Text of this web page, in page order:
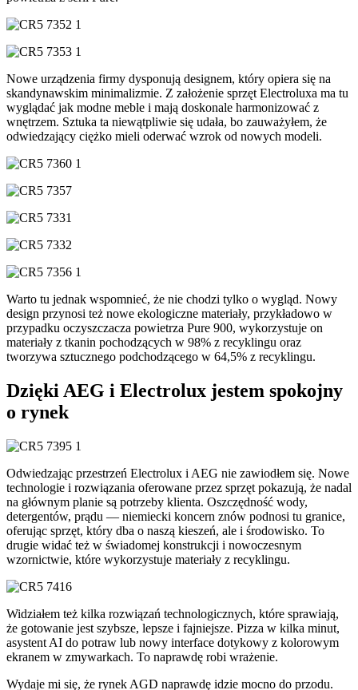
Nowe urządzenia firmy dysponują designem, który opiera się na
skandynawskim minimalizmie. Z założenie sprzęt Electroluxa ma tu
wyglądać jak modne meble i mają doskonale harmonizować z
wnętrzem. Sztuka ta niewątpliwie się udała, bo zauważyłem, że
odwiedzający ciężko mieli oderwać wzrok od nowych modeli.
Warto tu jednak wspomnieć, że nie chodzi tylko o wygląd. Nowy
design przynosi też nowe ekologiczne materiały, przykładowo w
przypadku oczyszczacza powietrza Pure 900, wykorzystuje on
materiały z tkanin pochodzących w 98% z recyklingu oraz
tworzywa sztucznego podchodzącego w 64,5% z recyklingu.
Dzięki AEG i Electrolux jestem spokojny
o rynek
Odwiedzając przestrzeń Electrolux i AEG nie zawiodłem się. Nowe
technologie i rozwiązania oferowane przez sprzęt pokazują, że nadal
na głównym planie są potrzeby klienta. Oszczędność wody,
detergentów, prądu — niemiecki koncern znów podnosi tu granice,
oferując sprzęt, który dba o naszą kieszeń, ale i środowisko. To
drugie widać też w świadomej konstrukcji i nowoczesnym
wzornictwie, które wykorzystuje materiały z recyklingu.
Widziałem też kilka rozwiązań technologicznych, które sprawiają,
że gotowanie jest szybsze, lepsze i fajniejsze. Pizza w kilka minut,
asystent AI do potraw lub nowy interface dotykowy z kolorowym
ekranem w zmywarkach. To naprawdę robi wrażenie.
Wydaje mi się, że rynek AGD naprawdę idzie mocno do przodu.